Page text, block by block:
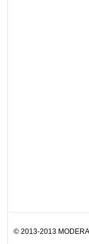
© 2013-2013